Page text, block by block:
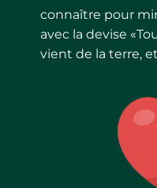
connaître pour
avec la devise
vient de la terre,